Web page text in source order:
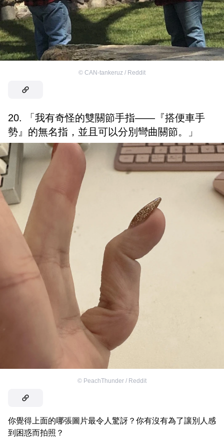
© CAN-tankeruz / Reddit
20. 「我有奇怪的雙關節手指——『搭便車手
勢』的無名指，並且可以分別彎曲關節。」
© PeachThunder / Reddit
你覺得上面的哪張圖片最令人驚訝？你有沒有為了讓別人感
到困惑而拍照？